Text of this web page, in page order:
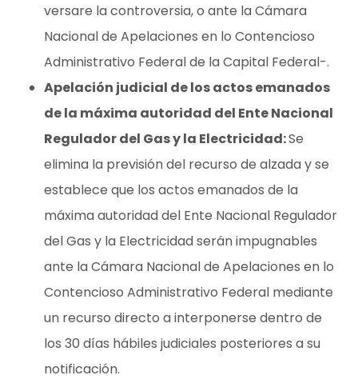
versare la controversia, o ante la Cámara
Nacional de Apelaciones en lo Contencioso
Administrativo Federal de la Capital Federal-.
Apelación judicial de los actos emanados
de la máxima autoridad del Ente Nacional
Regulador del Gas y la Electricidad:Se
elimina la previsión del recurso de alzada y se
establece que los actos emanados de la
máxima autoridad del Ente Nacional Regulador
del Gas y la Electricidad serán impugnables
ante la Cámara Nacional de Apelaciones en lo
Contencioso Administrativo Federal mediante
un recurso directo a interponerse dentro de
los 30 días hábiles judiciales posteriores a su
notificación.